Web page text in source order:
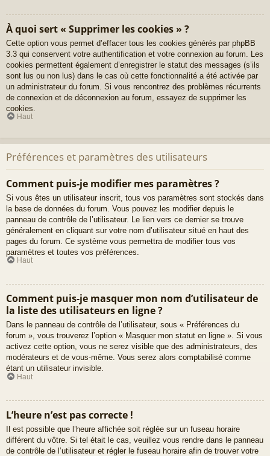
À quoi sert « Supprimer les cookies » ?
Cette option vous permet d’effacer tous les cookies générés par phpBB
3.3 qui conservent votre authentification et votre connexion au forum. Les
cookies permettent également d’enregistrer le statut des messages (s’ils
sont lus ou non lus) dans le cas où cette fonctionnalité a été activée par
un administrateur du forum. Si vous rencontrez des problèmes récurrents
de connexion et de déconnexion au forum, essayez de supprimer les
cookies.
Haut
Préférences et paramètres des utilisateurs
Comment puis-je modifier mes paramètres ?
Si vous êtes un utilisateur inscrit, tous vos paramètres sont stockés dans
la base de données du forum. Vous pouvez les modifier depuis le
panneau de contrôle de l’utilisateur. Le lien vers ce dernier se trouve
généralement en cliquant sur votre nom d’utilisateur situé en haut des
pages du forum. Ce système vous permettra de modifier tous vos
paramètres et toutes vos préférences.
Haut
Comment puis-je masquer mon nom d’utilisateur de
la liste des utilisateurs en ligne ?
Dans le panneau de contrôle de l’utilisateur, sous « Préférences du
forum », vous trouverez l’option « Masquer mon statut en ligne ». Si vous
activez cette option, vous ne serez visible que des administrateurs, des
modérateurs et de vous-même. Vous serez alors comptabilisé comme
étant un utilisateur invisible.
Haut
L’heure n’est pas correcte !
Il est possible que l’heure affichée soit réglée sur un fuseau horaire
différent du vôtre. Si tel était le cas, veuillez vous rendre dans le panneau
de contrôle de l’utilisateur et régler le fuseau horaire afin de trouver votre